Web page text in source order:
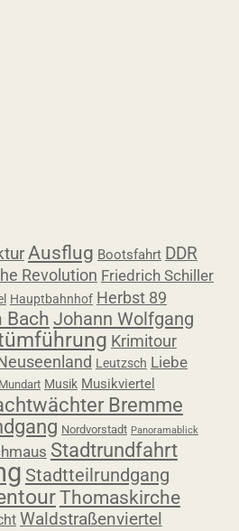
Ausflug Bootsfahrt DDR
Revolution Friedrich Schiller
Hauptbahnhof Herbst 89
Bach Johann Wolfgang
Krimitour
Leutzsch Liebe
Mundart Musik Musikviertel
Bremme
Nordvorstadt Panoramablick
Stadtrundfahrt
Stadtteilrundgang
Thomaskirche
Waldstraßenviertel